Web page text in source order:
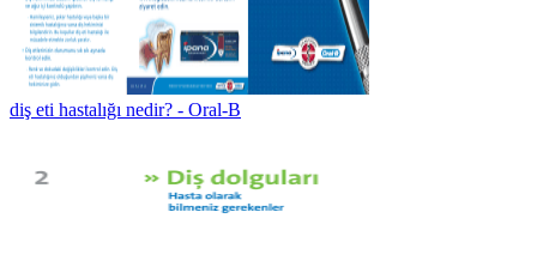
diş eti hastalığı nedir? - Oral-B